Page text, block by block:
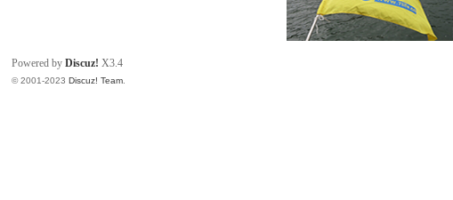
人
Powered byDiscuz! X3.4
© 2001-2023Discuz! Team